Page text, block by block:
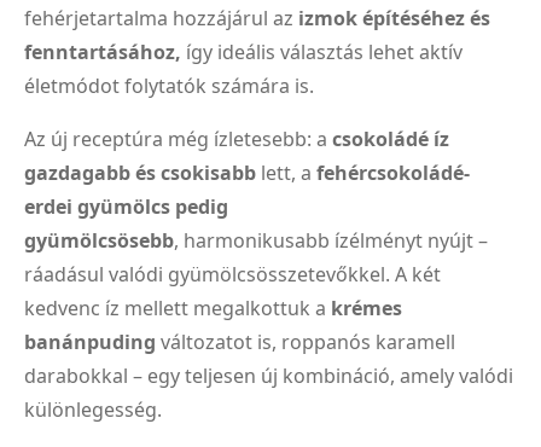
fehérjetartalma hozzájárul az izmok építéséhez és
fenntartásához, így ideális választás lehet aktív
életmódot folytatók számára is.
Az új receptúra még ízletesebb: a csokoládé íz
gazdagabb és csokisabb lett, a fehércsokoládé-
erdei gyümölcs pedig
gyümölcsösebb, harmonikusabb ízélményt nyújt –
ráadásul valódi gyümölcsösszetevőkkel. A két
kedvenc íz mellett megalkottuk a krémes
banánpuding változatot is, roppanós karamell
darabokkal – egy teljesen új kombináció, amely valódi
különlegesség.